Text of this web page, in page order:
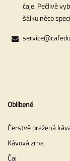
čaje. Pečlivě
šálku něco
Oblíbené
Čerstvě pražená
Kávová zrna
Čaj